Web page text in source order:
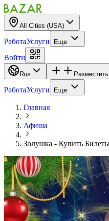
All Cities (USA)
РаботаУслуги Еще
Войти
Rus
РаботаУслуги Еще
Главная
Афиша
Золушка - Купить